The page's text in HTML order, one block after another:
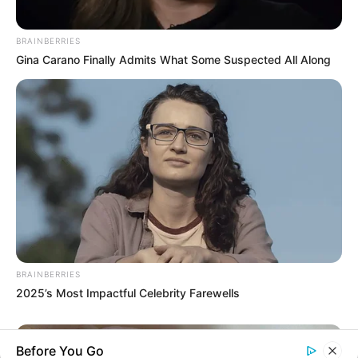
Agente de Saúde é indiciada por
falsificar visitas que nunca aconteceram.
Terceiro lote da restituição do IR paga
R$ 4,61 bilhões para 2,7 milhões de
contribuintes.
MATÉRIAS EM DESTAQUES
Agente de Saúde é indiciada por
falsificar visitas que nunca aconteceram.
Câmara dos Deputados: anuênios,
licenças-prêmio entram no debate.
BRAINBERRIES
Gina Carano Finally Admits What Some Suspected All Along
BRAINBERRIES
2025’s Most Impactful Celebrity Farewells
Before You Go